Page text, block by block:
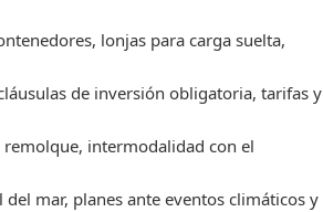
lonjas para carga suelta,
de inversión obligatoria, tarifas y
intermodalidad con el
mar, planes ante eventos climáticos y